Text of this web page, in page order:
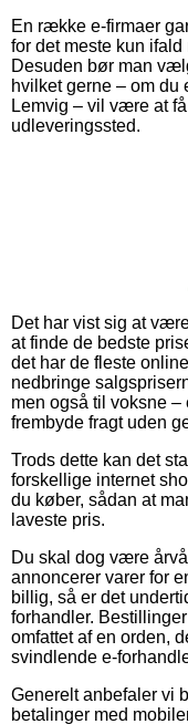
En række e-firmaer
for det meste kun
Desuden bør man
hvilket gerne – om
Lemvig – vil være at
udleveringssted.
Det har vist sig at
at finde de bedste
det har de fleste
nedbringe
men også til voksne
frembyde fragt uden
Trods dette kan det
forskellige internet
du køber, sådan at
laveste pris.
Du skal dog være
annoncerer varer for
billig, så er det
forhandler.
omfattet af en orden,
svindlende e-
Generelt anbefaler vi
betalinger med